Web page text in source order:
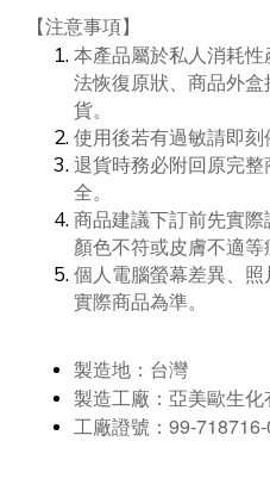
【注意事項】
本產品屬於私人消耗
法恢復原狀、商品外
貨。
使用後若有過敏請即刻
退貨時務必附回原完
全。
商品建議下訂前先實
顏色不符或皮膚不適等
個人電腦螢幕差異、
實際商品為準。
製造地：台灣
製造工廠：亞美歐生化
工廠證號： 99-